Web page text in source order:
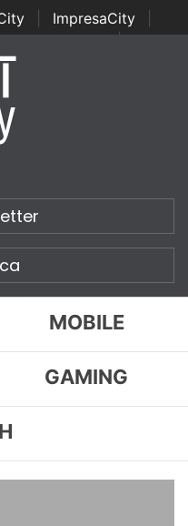
ImpresaCity
Awards | Italian
Awards
MOBILE
GAMING